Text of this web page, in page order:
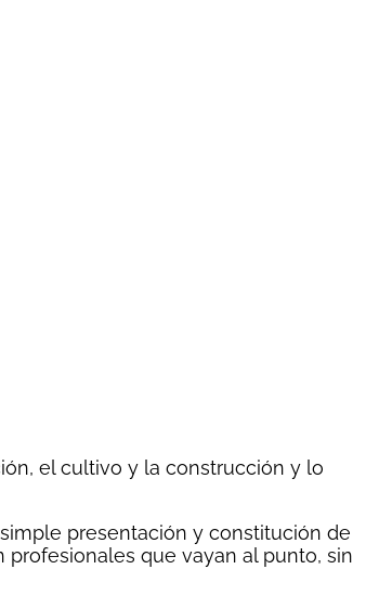
el cultivo y la construcción y lo
presentación y constitución de
que vayan al punto, sin